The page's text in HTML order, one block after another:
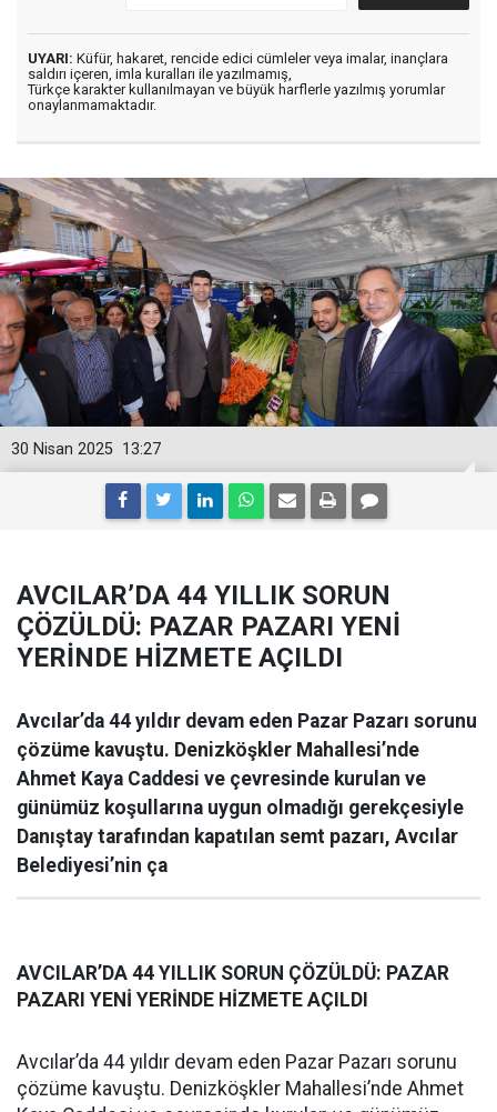
UYARI: Küfür, hakaret, rencide edici cümleler veya imalar, inançlara
saldırı içeren, imla kuralları ile yazılmamış,
Türkçe karakter kullanılmayan ve büyük harflerle yazılmış yorumlar
onaylanmamaktadır.
13:27
30 Nisan 2025
AVCILAR’DA 44 YILLIK SORUN
ÇÖZÜLDÜ: PAZAR PAZARI YENİ
YERİNDE HİZMETE AÇILDI
Avcılar’da 44 yıldır devam eden Pazar Pazarı sorunu
çözüme kavuştu. Denizköşkler Mahallesi’nde
Ahmet Kaya Caddesi ve çevresinde kurulan ve
günümüz koşullarına uygun olmadığı gerekçesiyle
Danıştay tarafından kapatılan semt pazarı, Avcılar
Belediyesi’nin ça
AVCILAR’DA 44 YILLIK SORUN ÇÖZÜLDÜ: PAZAR
PAZARI YENİ YERİNDE HİZMETE AÇILDI
Avcılar’da 44 yıldır devam eden Pazar Pazarı sorunu
çözüme kavuştu. Denizköşkler Mahallesi’nde Ahmet